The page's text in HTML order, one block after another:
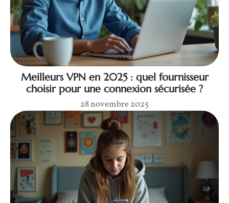
Meilleurs VPN en 2025 : quel fournisseur
choisir pour une connexion sécurisée ?
28 novembre 2025